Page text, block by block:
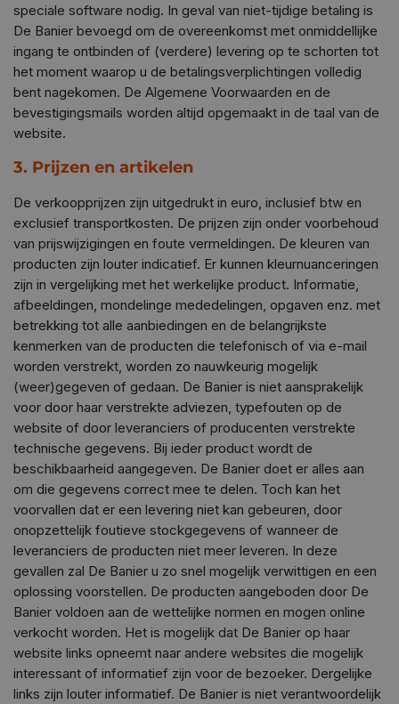
speciale software nodig. In geval van niet-tijdige betaling is
De Banier bevoegd om de overeenkomst met onmiddellijke
ingang te ontbinden of (verdere) levering op te schorten tot
het moment waarop u de betalingsverplichtingen volledig
bent nagekomen. De Algemene Voorwaarden en de
bevestigingsmails worden altijd opgemaakt in de taal van de
website.
3. Prijzen en artikelen
De verkoopprijzen zijn uitgedrukt in euro, inclusief btw en
exclusief transportkosten. De prijzen zijn onder voorbehoud
van prijswijzigingen en foute vermeldingen. De kleuren van
producten zijn louter indicatief. Er kunnen kleurnuanceringen
zijn in vergelijking met het werkelijke product. Informatie,
afbeeldingen, mondelinge mededelingen, opgaven enz. met
betrekking tot alle aanbiedingen en de belangrijkste
kenmerken van de producten die telefonisch of via e-mail
worden verstrekt, worden zo nauwkeurig mogelijk
(weer)gegeven of gedaan. De Banier is niet aansprakelijk
voor door haar verstrekte adviezen, typefouten op de
website of door leveranciers of producenten verstrekte
technische gegevens. Bij ieder product wordt de
beschikbaarheid aangegeven. De Banier doet er alles aan
om die gegevens correct mee te delen. Toch kan het
voorvallen dat er een levering niet kan gebeuren, door
onopzettelijk foutieve stockgegevens of wanneer de
leveranciers de producten niet meer leveren. In deze
gevallen zal De Banier u zo snel mogelijk verwittigen en een
oplossing voorstellen. De producten aangeboden door De
Banier voldoen aan de wettelijke normen en mogen online
verkocht worden. Het is mogelijk dat De Banier op haar
website links opneemt naar andere websites die mogelijk
interessant of informatief zijn voor de bezoeker. Dergelijke
links zijn louter informatief. De Banier is niet verantwoordelijk